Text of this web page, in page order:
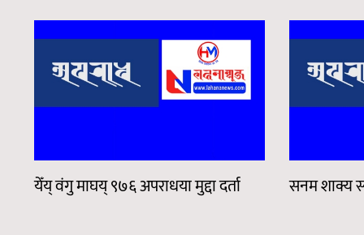
येँय् वंगु माघय् ९७६ अपराधया मुद्दा दर्ता सनम शाक्य